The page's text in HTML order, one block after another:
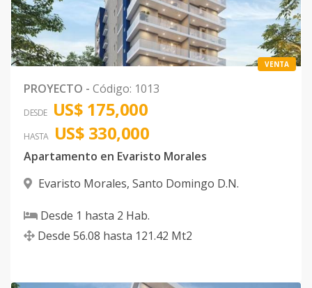
VENTA
PROYECTO - Código: 1013
DESDE US$ 175,000
HASTA US$ 330,000
Apartamento en Evaristo Morales
Evaristo Morales, Santo Domingo D.N.
Desde 1 hasta 2 Hab.
Desde 56.08 hasta 121.42 Mt2